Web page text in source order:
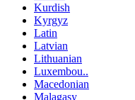
Kurdish
Kyrgyz
Latin
Latvian
Lithuanian
Luxembou..
Macedonian
Malagasy